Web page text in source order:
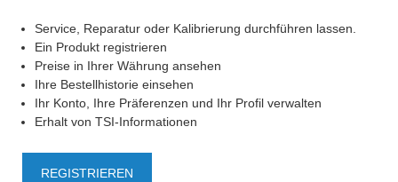
Service, Reparatur oder Kalibrierung durchführen lassen.
Ein Produkt registrieren
Preise in Ihrer Währung ansehen
Ihre Bestellhistorie einsehen
Ihr Konto, Ihre Präferenzen und Ihr Profil verwalten
Erhalt von TSI-Informationen
REGISTRIEREN